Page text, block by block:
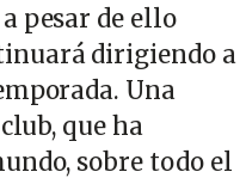
pesar de ello
dirigiendo a
Una
que ha
sobre todo el